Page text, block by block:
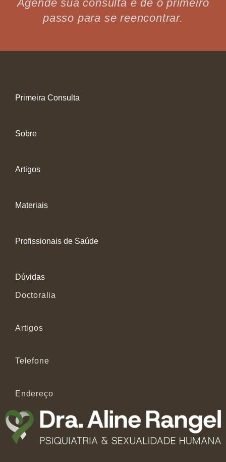
Agende sua consulta e dê o primeiro
passo para se reencontrar.
Primeira Consulta
Sobre
Artigos
Materiais
Profissionais de Saúde
Dúvidas
Doctoralia
Artigos
Telefone
Endereço